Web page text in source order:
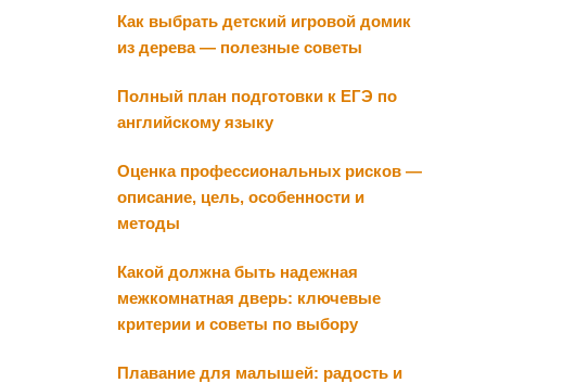
Как выбрать детский игровой домик
из дерева — полезные советы
Полный план подготовки к ЕГЭ по
английскому языку
Оценка профессиональных рисков —
описание, цель, особенности и
методы
Какой должна быть надежная
межкомнатная дверь: ключевые
критерии и советы по выбору
Плавание для малышей: радость и